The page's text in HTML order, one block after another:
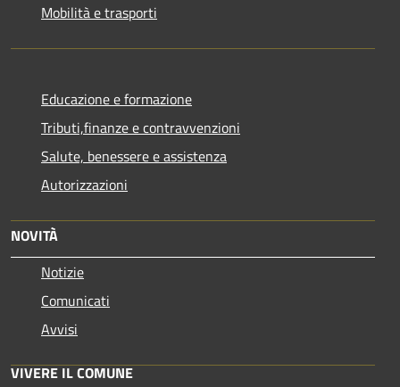
Mobilità e trasporti
Educazione e formazione
Tributi,finanze e contravvenzioni
Salute, benessere e assistenza
Autorizzazioni
NOVITÀ
Notizie
Comunicati
Avvisi
VIVERE IL COMUNE